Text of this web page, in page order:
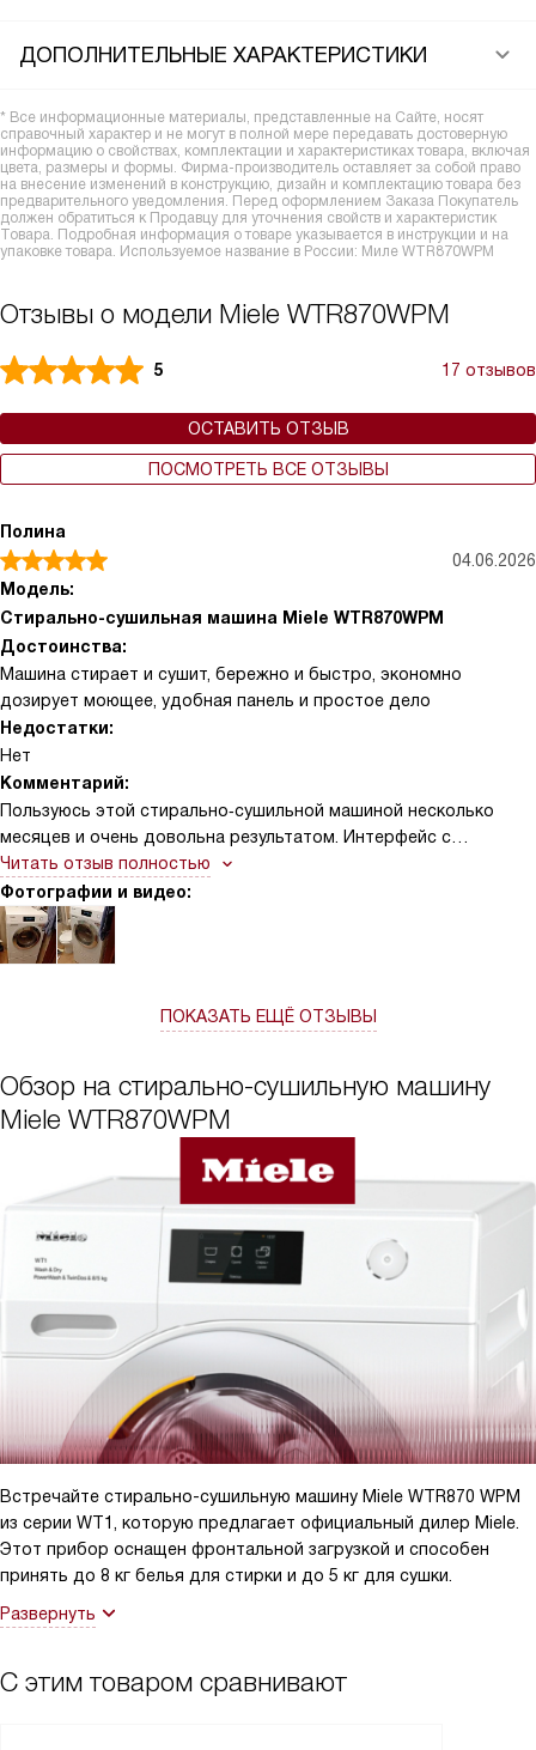
ДОПОЛНИТЕЛЬНЫЕ ХАРАКТЕРИСТИКИ
* Все информационные материалы, представленные на Сайте, носят
справочный характер и не могут в полной мере передавать достоверную
информацию о свойствах, комплектации и характеристиках товара, включая
цвета, размеры и формы. Фирма-производитель оставляет за собой право
на внесение изменений в конструкцию, дизайн и комплектацию товара без
предварительного уведомления. Перед оформлением Заказа Покупатель
должен обратиться к Продавцу для уточнения свойств и характеристик
Товара. Подробная информация о товаре указывается в инструкции и на
упаковке товара. Используемое название в России: Миле WTR870WPM
Отзывы о модели Miele WTR870WPM
5 17 отзывов
ОСТАВИТЬ ОТЗЫВ
ПОСМОТРЕТЬ ВСЕ ОТЗЫВЫ
Полина
04.06.2026
Модель:
Стирально-сушильная машина Miele WTR870WPM
Достоинства:
Машина стирает и сушит, бережно и быстро, экономно
дозирует моющее, удобная панель и простое дело
Недостатки:
Нет
Комментарий:
Пользуюсь этой стирально‑сушильной машиной несколько
месяцев и очень довольна результатом. Интерфейс с
наклонной панелью и MTouch понятен с первого раза,
программы логичные — не нужно всё время заглядывать в
инструкцию. Автодозирование TwinDos и капсулы CapDosing
действительно экономят время: раз в неделю залила и забыла
про дозу, вещи всегда отстираны равномерно. Функция
кофточку уже после старта — быстро докинула и продолжила
Читать отзыв полностью
Фотографии и видео:
ПОКАЗАТЬ ЕЩЁ ОТЗЫВЫ
Обзор на стирально-сушильную машину
Miele WTR870WPM
Встречайте стирально-сушильную машину Miele WTR870 WPM
из серии WT1, которую предлагает официальный дилер Miele.
Этот прибор оснащен фронтальной загрузкой и способен
принять до 8 кг белья для стирки и до 5 кг для сушки.
Развернуть
С этим товаром сравнивают